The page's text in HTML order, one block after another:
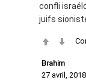
confli
juifs
Brahim
27 avril,